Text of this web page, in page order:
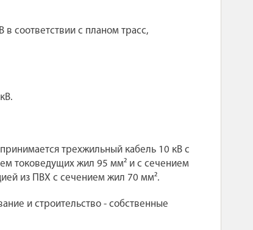
соответствии с планом трасс,
трехжильный кабель 10 кВ с
токоведущих жил 95 мм² и с сечением
из ПВХ с сечением жил 70 мм².
и строительство - собственные